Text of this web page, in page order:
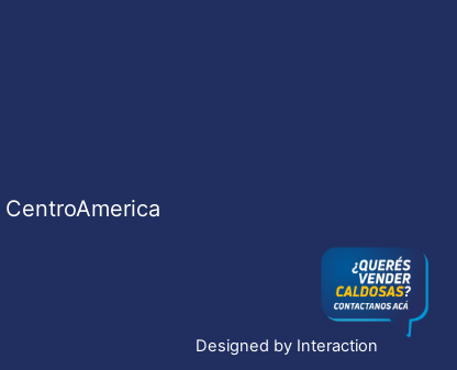
Designed by Interaction